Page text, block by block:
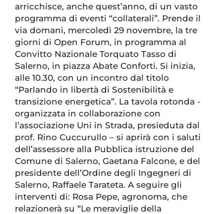
arricchisce, anche quest’anno, di un vasto
programma di eventi “collaterali”. Prende il
via domani, mercoledì 29 novembre, la tre
giorni di Open Forum, in programma al
Convitto Nazionale Torquato Tasso di
Salerno, in piazza Abate Conforti. Si inizia,
alle 10.30, con un incontro dal titolo
“Parlando in libertà di Sostenibilità e
transizione energetica”. La tavola rotonda -
organizzata in collaborazione con
l’associazione Uni in Strada, presieduta dal
prof. Rino Cuccurullo – si aprirà con i saluti
dell’assessore alla Pubblica istruzione del
Comune di Salerno, Gaetana Falcone, e del
presidente dell’Ordine degli Ingegneri di
Salerno, Raffaele Tarateta. A seguire gli
interventi di: Rosa Pepe, agronoma, che
relazionerà su “Le meraviglie della